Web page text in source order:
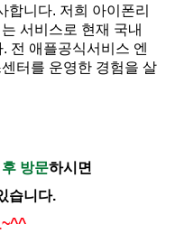
합니다. 저희 아이폰리
서비스로 현재 국내
전 애플공식서비스 엔
터를 운영한 경험을 살
방문하시면
습니다.
~^^